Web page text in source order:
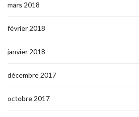
mars 2018
février 2018
janvier 2018
décembre 2017
octobre 2017